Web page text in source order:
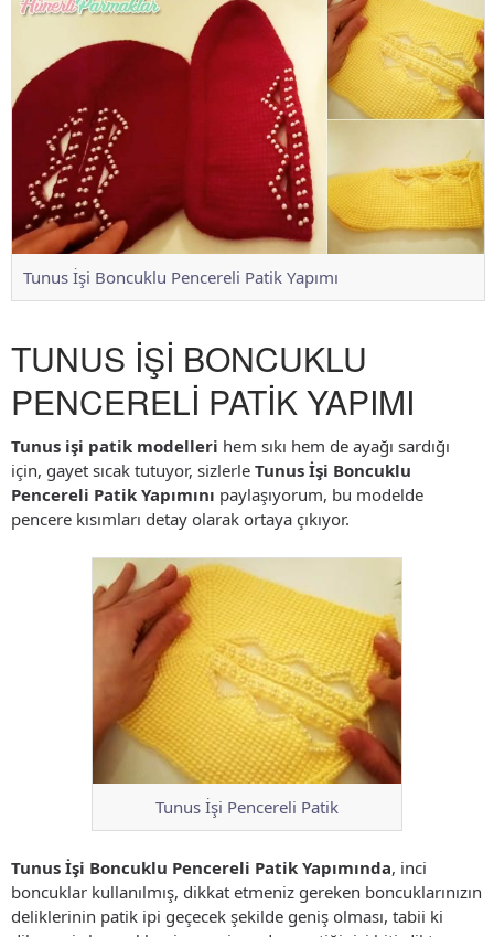
Tunus İşi Boncuklu Pencereli Patik Yapımı
TUNUS İŞİ BONCUKLU
PENCERELİ PATİK YAPIMI
Tunus işi patik modelleri hem sıkı hem de ayağı sardığı
için, gayet sıcak tutuyor, sizlerle Tunus İşi Boncuklu
Pencereli Patik Yapımını paylaşıyorum, bu modelde
pencere kısımları detay olarak ortaya çıkıyor.
Tunus İşi Pencereli Patik
Tunus İşi Boncuklu Pencereli Patik Yapımında, inci
boncuklar kullanılmış, dikkat etmeniz gereken boncuklarınızın
deliklerinin patik ipi geçecek şekilde geniş olması, tabii ki